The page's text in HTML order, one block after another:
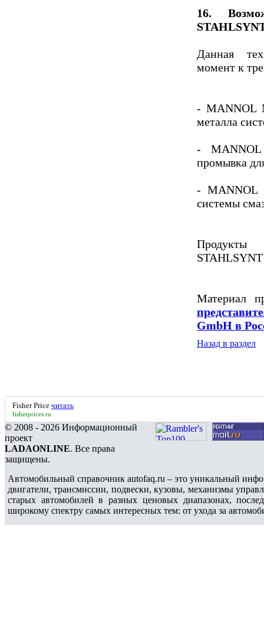
16.
Данная
момент к
- MANNOL
металла
-
промывка
- MANNOL
системы
Продукты
Материал
GmbH в
Назад в раздел
Fisher Price читать
fisherprices.ru
© 2008 - 2026 Информационный
проект
LADAONLINE. Все права
защищены.
Автомобильный справочник autofaq.ru – это уникальный
двигатели, трансмиссии, подвески, кузовы, механизмы
старых автомобилей в разных ценовых диапазонах,
широкому спектру самых интересных тем: от ухода за